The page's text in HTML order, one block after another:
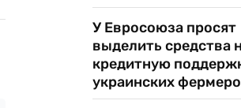
У Евросоюза просят
выделить средства
кредитную
украинских